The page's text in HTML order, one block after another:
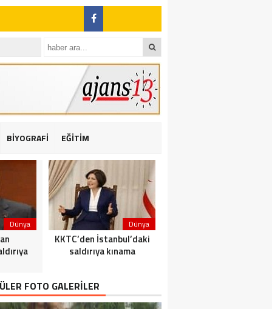
2 yaralı
BİYOGRAFİ EĞİTİM
Dünya Dünya
KKTC’den İstanbul’daki
saldırıya kınama
FOTO GALERİLER